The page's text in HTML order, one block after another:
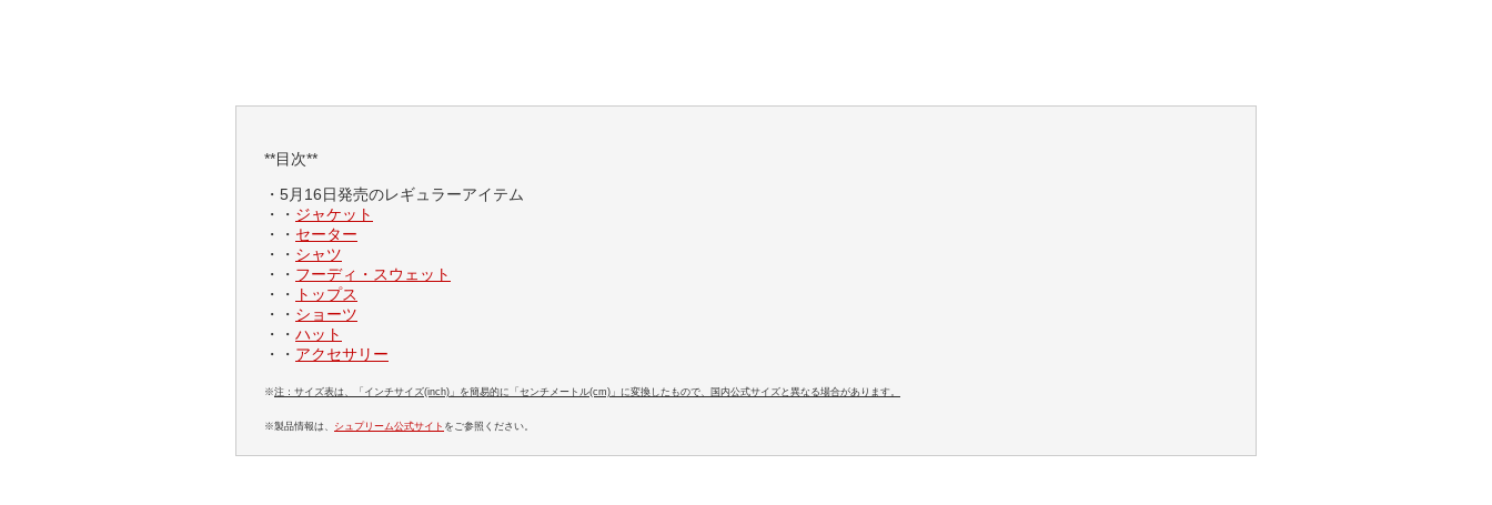
**目次**
・5月16日発売のレギュラーアイテム
・・ ジャケット
・・ セーター
・・ シャツ
・・ フーディ・スウェット
・・
トップス
・・ ショーツ
・・ ハット
・・ アクセサリー
※注：サイズ表は、「インチサイズ(inch)」を簡易的に「センチメートル(cm)」に変換したもので、国内公式サイズと異なる場合があります。
※製品情報は、 シュプリーム公式サイト をご参照ください。